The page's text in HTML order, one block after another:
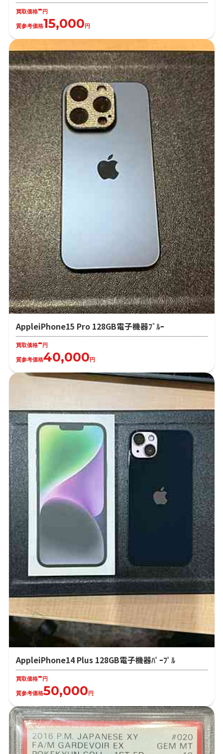
買取価格- 円
質参考価格15,000 円
AppleiPhone15 Pro 128GB電子機器ﾌﾞﾙｰ
買取価格- 円
質参考価格40,000 円
AppleiPhone14 Plus 128GB電子機器ﾊﾟｰﾌﾟﾙ
買取価格-円
質参考価格50,000円